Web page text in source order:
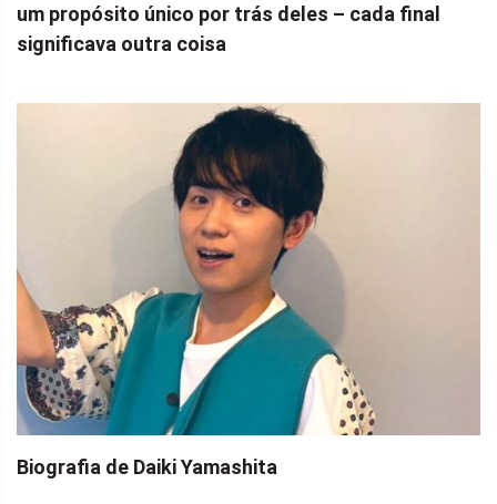
um propósito único por trás deles – cada final
significava outra coisa
Biografia de Daiki Yamashita